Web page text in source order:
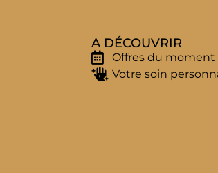
A DÉCOUVRIR
Offres du moment
Votre soin